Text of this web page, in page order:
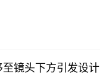
镜头下方引发设计